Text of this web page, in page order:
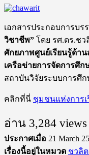
เอกสารประกอบการบร
วิชาชีพ” โดย รศ.ดร.ช
ศักยภาพศูนย์เรียนรู้ด้าน
เครือข่ายการจัดการศึก
สถาบันวิจัยระบบการศึ
คลิกที่นี่ ชุมชนแห่งการ
อ่าน 3,284 views
ประกาศเมื่อ 21 March
เรื่องนี้อยู่ในหมวด ชวลิ